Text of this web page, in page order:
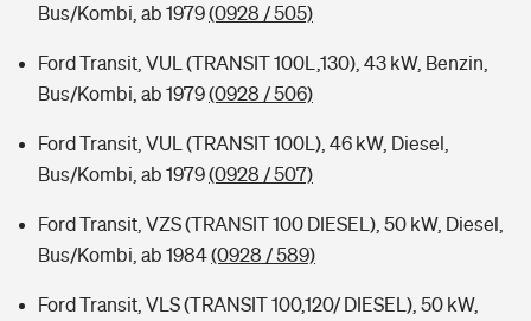
Bus/Kombi, ab 1979(0928 / 505)
Ford Transit, VUL (TRANSIT 100L,130), 43 kW, Benzin,
Bus/Kombi, ab 1979(0928 / 506)
Ford Transit, VUL (TRANSIT 100L), 46 kW, Diesel,
Bus/Kombi, ab 1979(0928 / 507)
Ford Transit, VZS (TRANSIT 100 DIESEL), 50 kW, Diesel,
Bus/Kombi, ab 1984(0928 / 589)
Ford Transit, VLS (TRANSIT 100,120/ DIESEL), 50 kW,